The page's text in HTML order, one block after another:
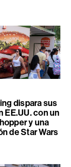
dispara sus
EE.UU. con un
y una
de Star Wars